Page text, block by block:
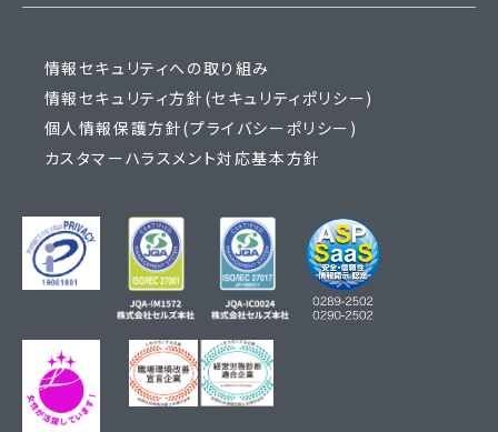
情報セキュリティへの取り組み
情報セキュリティ方針(セキュリティポリシー)
個人情報保護方針(プライバシーポリシー)
カスタマーハラスメント対応基本方針